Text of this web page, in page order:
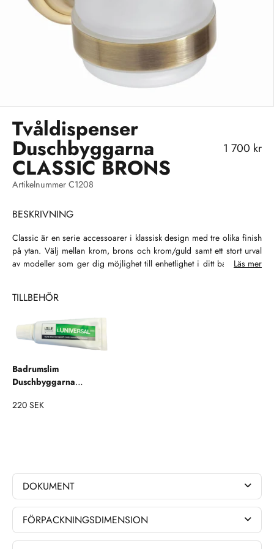
Tvåldispenser
Duschbyggarna
CLASSIC BRONS
REA-pris
1 700 kr
Artikelnummer C1208
BESKRIVNING
Classic är en serie accessoarer i klassisk design med tre olika finish
på ytan. Välj mellan krom, brons och krom/guld samt ett stort urval
av modeller som ger dig möjlighet till enhetlighet i ditt badrum. Se,
Läs mer
TILLBEHÖR
Badrumslim
Duschbyggarna
Accessoarer
220 SEK
DOKUMENT
FÖRPACKNINGSDIMENSION